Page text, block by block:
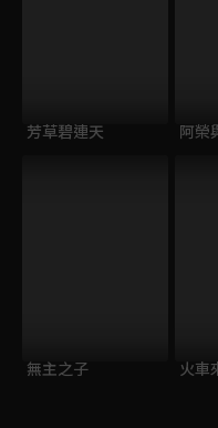
芳草碧連天 阿榮
無主之子 火車